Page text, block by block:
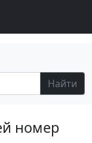
Найти
номер